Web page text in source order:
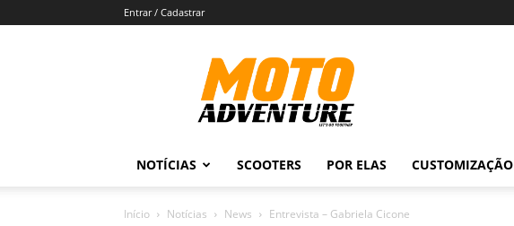
Entrar / Cadastrar
Revista
Moto
Adventure
NOTÍCIAS SCOOTERS POR ELAS CUSTOMIZAÇÃO
Início Notícias News Entrevista – Gabriela Cicone